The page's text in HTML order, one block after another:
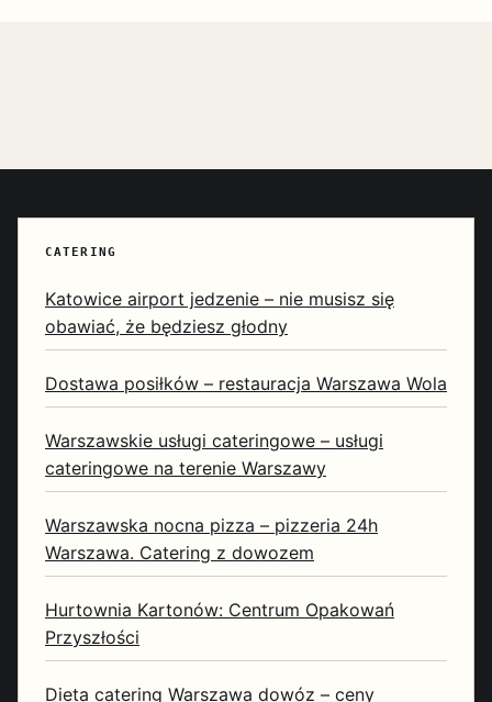
CATERING
Katowice airport jedzenie – nie musisz się
obawiać, że będziesz głodny
Dostawa posiłków – restauracja Warszawa Wola
Warszawskie usługi cateringowe – usługi
cateringowe na terenie Warszawy
Warszawska nocna pizza – pizzeria 24h
Warszawa. Catering z dowozem
Hurtownia Kartonów: Centrum Opakowań
Przyszłości
Dieta catering Warszawa dowóz – ceny